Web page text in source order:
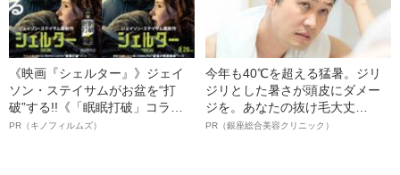
《映画『シェルター』》ジェイ
ソン・ステイサムがお盆を“打
破”する!!《「眠眠打破」コラ
ボ》
PR（キノフィルムズ）
今年も40℃を超える猛暑。ジリ
ジリとした暑さが頭皮にダメー
ジを。あなたの抜け毛大丈
夫！？
PR（銀座総合美容クリニック）